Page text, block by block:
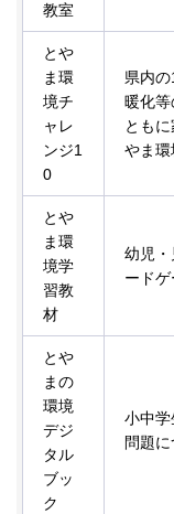
教室
とや
ま環
境チ
ャレ
ンジ1
0
県内
暖化等
とも
やま環
とや
ま環
境学
習教
材
幼児・
ードゲ
とや
まの
環境
デジ
タル
ブッ
ク
小中
問題